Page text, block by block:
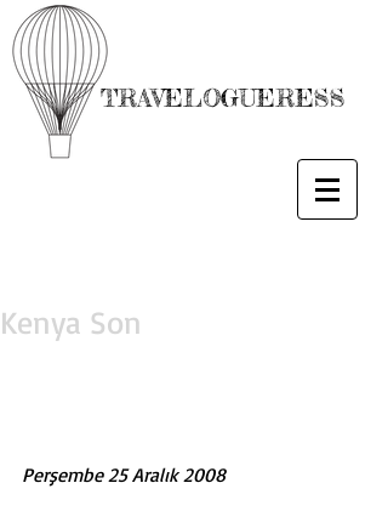
TRAVELOGUERESS
Kenya Son
Perşembe 25 Aralık 2008